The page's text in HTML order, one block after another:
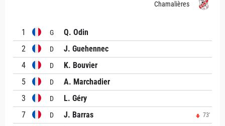
Chamalières
1 G
Q. Odin
2
D
J. Guehennec
4
D
K. Bouvier
5
D
A. Marchadier
3
D
L. Géry
7
D J. Barras 73'